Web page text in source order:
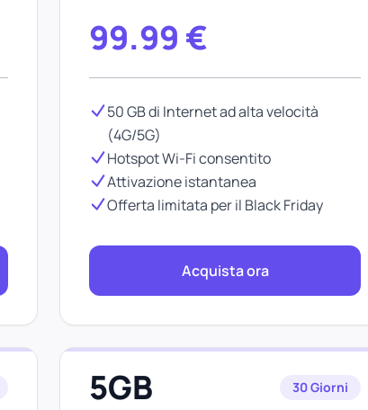
99.99 €
50 GB di Internet ad alta velocità
(4G/5G)
Hotspot Wi-Fi consentito
Attivazione istantanea
Offerta limitata per il Black Friday
Acquista ora
5GB 30 Giorni